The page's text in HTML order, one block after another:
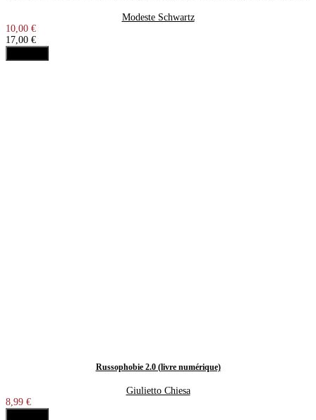
Modeste Schwartz
10,00 €
17,00 €
Russophobie 2.0 (livre numérique)
Giulietto Chiesa
8,99 €